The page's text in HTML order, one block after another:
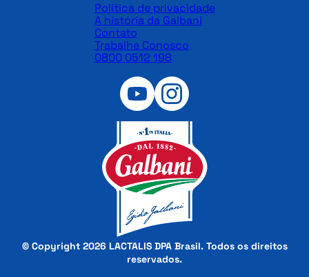
Política de privacidade
A história da Galbani
Contato
Trabalhe Conosco
0800 0512 198
© Copyright 2026 LACTALIS DPA Brasil. Todos os direitos
reservados.